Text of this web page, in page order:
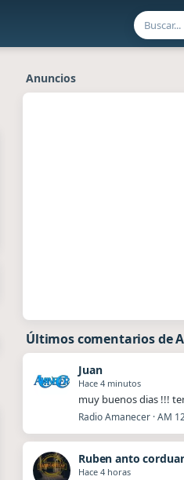
Anuncios
Últimos comentarios de
Juan
Hace 4 minutos
muy buenos dias !!!
Radio Amanecer · AM
Ruben anto
Hace 4 horas